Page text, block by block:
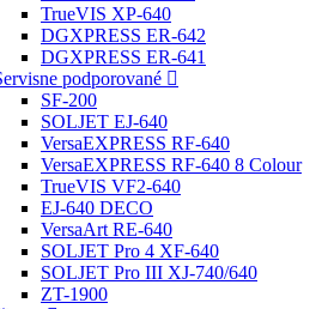
TrueVIS XP-640
DGXPRESS ER-642
DGXPRESS ER-641
podporované
SF-200
SOLJET EJ-640
VersaEXPRESS RF-640
VersaEXPRESS RF-640 8 Colour
TrueVIS VF2-640
EJ-640 DECO
VersaArt RE-640
SOLJET Pro 4 XF-640
SOLJET Pro III XJ-740/640
ZT-1900